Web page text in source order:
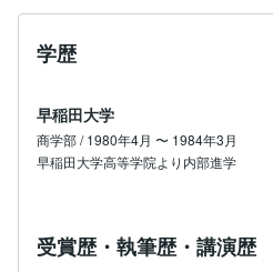
学歴
早稲田大学
商学部 / 1980年4月 〜 1984年3月
早稲田大学高等学院より内部進学
受賞歴・執筆歴・講演歴